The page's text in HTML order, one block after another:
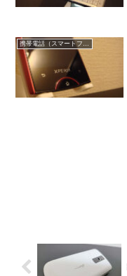
携帯電話（スマートフォン）